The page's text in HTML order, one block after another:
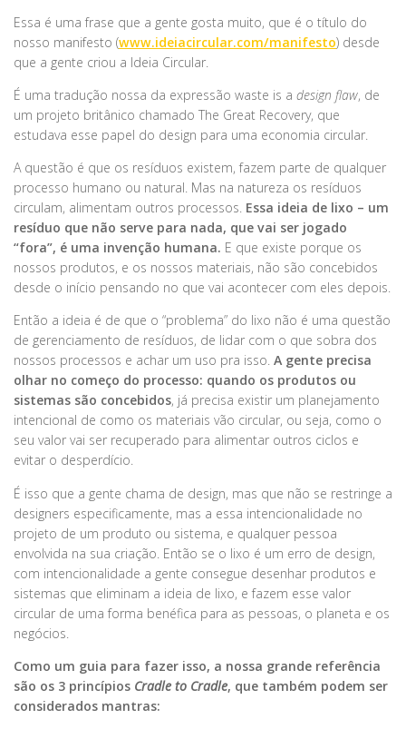
Essa é uma frase que a gente gosta muito, que é o título do
nosso manifesto (www.ideiacircular.com/manifesto) desde
que a gente criou a Ideia Circular.
É uma tradução nossa da expressão waste is a design flaw, de
um projeto britânico chamado The Great Recovery, que
estudava esse papel do design para uma economia circular.
A questão é que os resíduos existem, fazem parte de qualquer
processo humano ou natural. Mas na natureza os resíduos
circulam, alimentam outros processos. Essa ideia de lixo – um
resíduo que não serve para nada, que vai ser jogado
“fora”, é uma invenção humana. E que existe porque os
nossos produtos, e os nossos materiais, não são concebidos
desde o início pensando no que vai acontecer com eles depois.
Então a ideia é de que o “problema” do lixo não é uma questão
de gerenciamento de resíduos, de lidar com o que sobra dos
nossos processos e achar um uso pra isso. A gente precisa
olhar no começo do processo: quando os produtos ou
sistemas são concebidos, já precisa existir um planejamento
intencional de como os materiais vão circular, ou seja, como o
seu valor vai ser recuperado para alimentar outros ciclos e
evitar o desperdício.
É isso que a gente chama de design, mas que não se restringe a
designers especificamente, mas a essa intencionalidade no
projeto de um produto ou sistema, e qualquer pessoa
envolvida na sua criação. Então se o lixo é um erro de design,
com intencionalidade a gente consegue desenhar produtos e
sistemas que eliminam a ideia de lixo, e fazem esse valor
circular de uma forma benéfica para as pessoas, o planeta e os
negócios.
Como um guia para fazer isso, a nossa grande referência
são os 3 princípios Cradle to Cradle, que também podem ser
considerados mantras: